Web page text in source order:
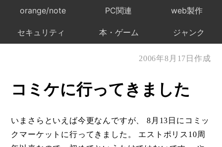
orange/note PC関連 web製作
セキュリティ 本・ゲーム ジャンク
2006年8月17日作成
コミケに行ってきました
いまさらといえば今更なんですが、 8月13日にコミッ
クマーケットに行ってきました。 エストポリス10周